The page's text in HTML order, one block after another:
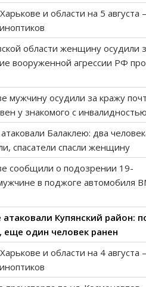
и области на 5 августа
области женщину осудили
вооруженной агрессии РФ
мужчину осудили за кражу
у знакомого с инвалидностью
Балаклею: два
спасатели спасли женщину
сообщили о подозрении 19-
в поджоге автомобиля
атаковали Купянский район:
еще один человек ранен
и области на 4 августа